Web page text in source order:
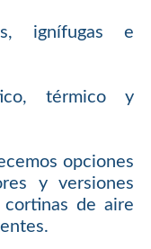
ignífugas e
térmico y
opciones
y versiones
de aire